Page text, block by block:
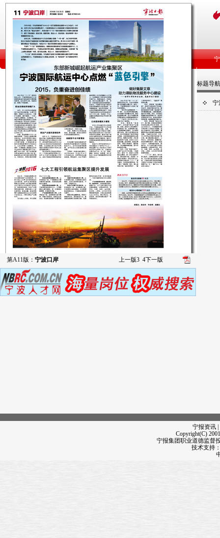
第A11版： 宁波口岸 上一版3 4下一版
标题导航
宁
宁报资讯
Copyright(C)
宁报集团职业道德监督
技术支持